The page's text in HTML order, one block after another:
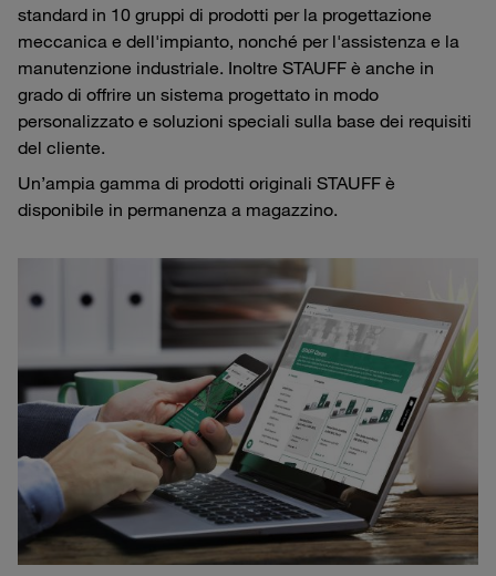
standard in 10 gruppi di prodotti per la progettazione
meccanica e dell'impianto, nonché per l'assistenza e la
manutenzione industriale. Inoltre STAUFF è anche in
grado di offrire un sistema progettato in modo
personalizzato e soluzioni speciali sulla base dei requisiti
del cliente.
Un’ampia gamma di prodotti originali STAUFF è
disponibile in permanenza a magazzino.